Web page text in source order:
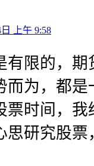
上午 9:58
有限的，
而为，都
票时间，
思研究股